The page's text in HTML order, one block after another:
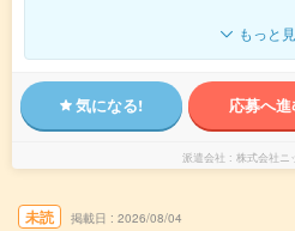
もっと
気になる! 応募へ
派遣会社 株式会社ニ
未読 掲載日 2026/08/04